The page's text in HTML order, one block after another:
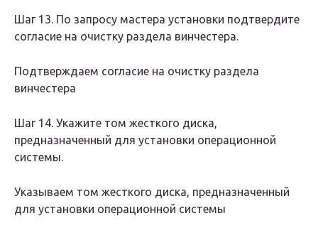
Шаг 13. По запросу мастера установки подтвердите
согласие на очистку раздела винчестера.
Подтверждаем согласие на очистку раздела
винчестера
Шаг 14. Укажите том жесткого диска,
предназначенный для установки операционной
системы.
Указываем том жесткого диска, предназначенный
для установки операционной системы